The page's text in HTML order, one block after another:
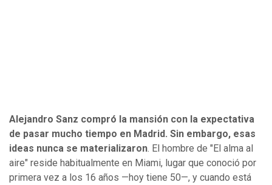
Alejandro Sanz compró la mansión con la expectativa
de pasar mucho tiempo en Madrid. Sin embargo, esas
ideas nunca se materializaron. El hombre de "El alma al
aire" reside habitualmente en Miami, lugar que conoció por
primera vez a los 16 años —hoy tiene 50—, y cuando está